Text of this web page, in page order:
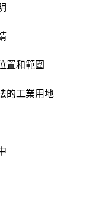
置和範圍
的工業用地